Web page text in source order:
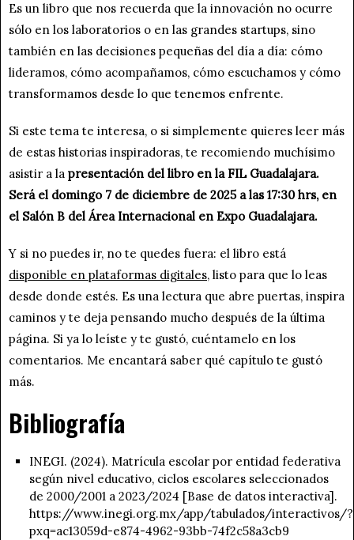
Es un libro que nos recuerda que la innovación no ocurre
sólo en los laboratorios o en las grandes startups, sino
también en las decisiones pequeñas del día a día: cómo
lideramos, cómo acompañamos, cómo escuchamos y cómo
transformamos desde lo que tenemos enfrente.
Si este tema te interesa, o si simplemente quieres leer más
de estas historias inspiradoras, te recomiendo muchísimo
asistir a la presentación del libro en la FIL Guadalajara.
Será el domingo 7 de diciembre de 2025 a las 17:30 hrs, en
el Salón B del Área Internacional en Expo Guadalajara.
Y si no puedes ir, no te quedes fuera: el libro está
disponible en plataformas digitales, listo para que lo leas
desde donde estés. Es una lectura que abre puertas, inspira
caminos y te deja pensando mucho después de la última
página. Si ya lo leíste y te gustó, cuéntamelo en los
comentarios. Me encantará saber qué capítulo te gustó
más.
Bibliografía
INEGI. (2024). Matrícula escolar por entidad federativa
según nivel educativo, ciclos escolares seleccionados
de 2000/2001 a 2023/2024 [Base de datos interactiva].
https://www.inegi.org.mx/app/tabulados/interactivos/?
pxq=ac13059d-e874-4962-93bb-74f2c58a3cb9